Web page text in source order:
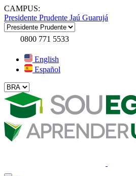
CAMPUS:
Presidente Prudente Jaú Guarujá
0800 771 5533
English
Español